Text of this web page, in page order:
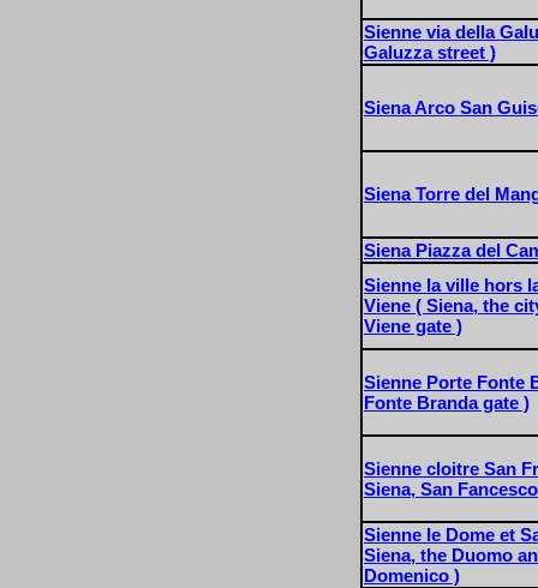
Sienne via della
Galuzza street )
Siena Arco San
Siena Torre del
Siena Piazza del
Sienne la ville hors
Viene ( Siena, the
Viene gate )
Sienne Porte Fonte
Fonte Branda gate )
Sienne cloitre San
Siena, San
Sienne le Dome et
Siena, the Duomo
Domenico )